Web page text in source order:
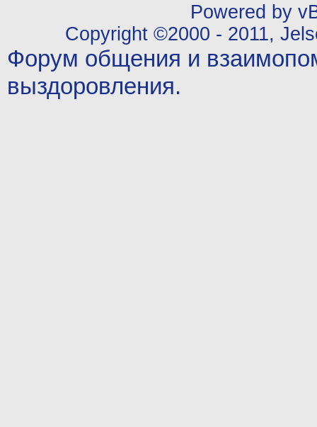
Powered by
Copyright ©2000 - 2011,
Форум общения и
выздоровления.